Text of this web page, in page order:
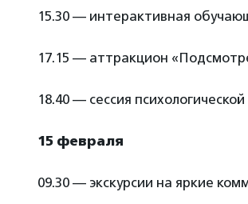
15.30 — интерактивная
17.15 — аттракцион
18.40 — сессия
15 февраля
09.30 — экскурсии на яркие